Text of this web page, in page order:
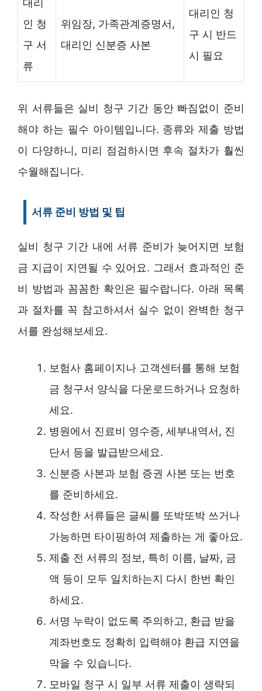
인 청
구 서
류
위임장, 가족관계증명서,
대리인 신분증 사본
대리인 청
구 시 반드
시 필요
위 서류들은 실비 청구 기간 동안 빠짐없이 준비
해야 하는 필수 아이템입니다. 종류와 제출 방법
이 다양하니, 미리 점검하시면 후속 절차가 훨씬
수월해집니다.
서류 준비 방법 및 팁
실비 청구 기간 내에 서류 준비가 늦어지면 보험
금 지급이 지연될 수 있어요. 그래서 효과적인 준
비 방법과 꼼꼼한 확인은 필수랍니다. 아래 목록
과 절차를 꼭 참고하셔서 실수 없이 완벽한 청구
서를 완성해보세요.
보험사 홈페이지나 고객센터를 통해 보험
금 청구서 양식을 다운로드하거나 요청하
세요.
병원에서 진료비 영수증, 세부내역서, 진
단서 등을 발급받으세요.
신분증 사본과 보험 증권 사본 또는 번호
를 준비하세요.
작성한 서류들은 글씨를 또박또박 쓰거나
가능하면 타이핑하여 제출하는 게 좋아요.
제출 전 서류의 정보, 특히 이름, 날짜, 금
액 등이 모두 일치하는지 다시 한번 확인
하세요.
서명 누락이 없도록 주의하고, 환급 받을
계좌번호도 정확히 입력해야 환급 지연을
막을 수 있습니다.
모바일 청구 시 일부 서류 제출이 생략되